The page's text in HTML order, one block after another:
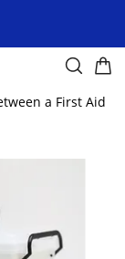
a First Aid